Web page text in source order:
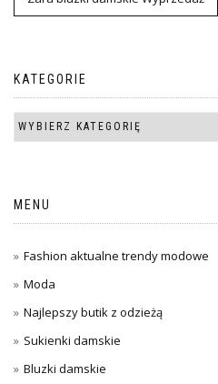
KATEGORIE
MENU
Fashion aktualne trendy modowe
Moda
Najlepszy butik z odzieżą
Sukienki damskie
Bluzki damskie